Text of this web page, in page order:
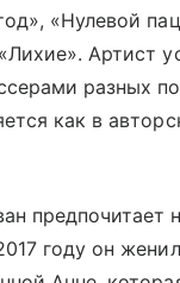
«Нулевой
Артист
разных
как в
предпочитает
году он